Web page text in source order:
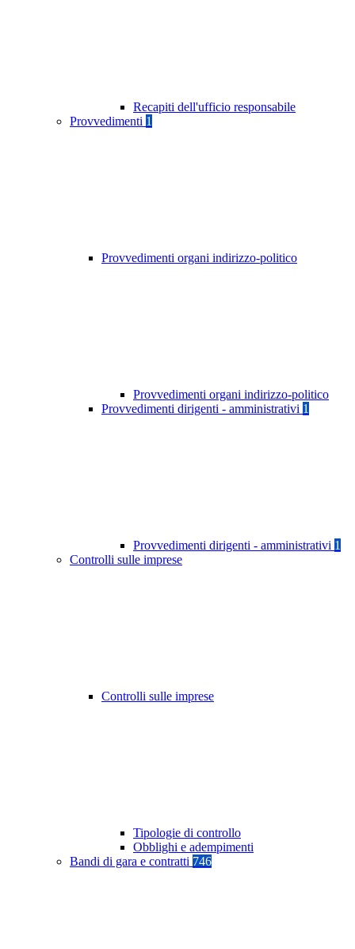
Recapiti dell'ufficio responsabile
Provvedimenti 1
Provvedimenti organi indirizzo-politico
Provvedimenti organi indirizzo-politico
Provvedimenti dirigenti - amministrativi 1
Provvedimenti dirigenti - amministrativi 1
Controlli sulle imprese
Controlli sulle imprese
Tipologie di controllo
Obblighi e adempimenti
Bandi di gara e contratti 746